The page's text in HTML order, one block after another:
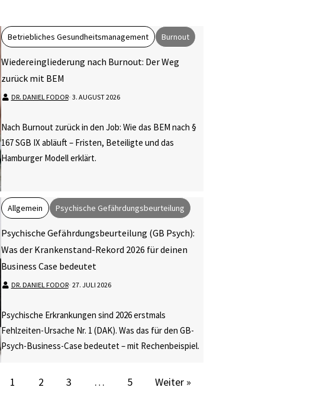
Betriebliches Gesundheitsmanagement Burnout
Wiedereingliederung nach Burnout: Der Weg
zurück mit BEM
DR. DANIEL FODOR⋅ 3. AUGUST 2026
Nach Burnout zurück in den Job: Wie das BEM nach §
167 SGB IX abläuft – Fristen, Beteiligte und das
Hamburger Modell erklärt.
Allgemein Psychische Gefährdungsbeurteilung
Psychische Gefährdungsbeurteilung (GB Psych):
Was der Krankenstand-Rekord 2026 für deinen
Business Case bedeutet
DR. DANIEL FODOR⋅ 27. JULI 2026
Psychische Erkrankungen sind 2026 erstmals
Fehlzeiten-Ursache Nr. 1 (DAK). Was das für den GB-
Psych-Business-Case bedeutet – mit Rechenbeispiel.
1 2 3 … 5 Weiter »